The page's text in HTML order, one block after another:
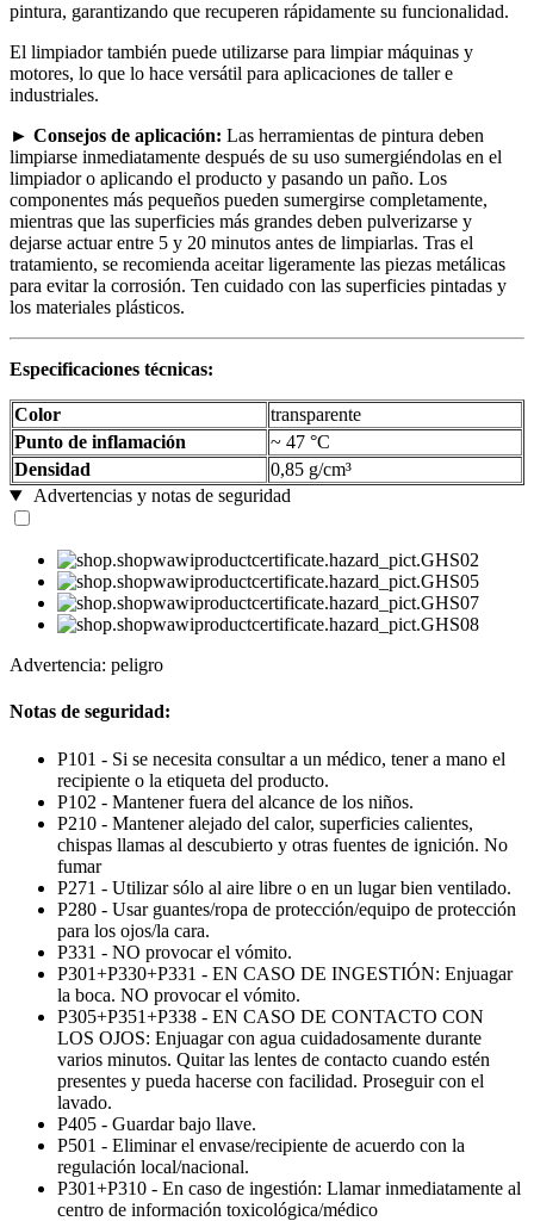
pintura, garantizando que recuperen rápidamente su funcionalidad.
El limpiador también puede utilizarse para limpiar máquinas y
motores, lo que lo hace versátil para aplicaciones de taller e
industriales.
► Consejos de aplicación: Las herramientas de pintura deben
limpiarse inmediatamente después de su uso sumergiéndolas en el
limpiador o aplicando el producto y pasando un paño. Los
componentes más pequeños pueden sumergirse completamente,
mientras que las superficies más grandes deben pulverizarse y
dejarse actuar entre 5 y 20 minutos antes de limpiarlas. Tras el
tratamiento, se recomienda aceitar ligeramente las piezas metálicas
para evitar la corrosión. Ten cuidado con las superficies pintadas y
los materiales plásticos.
Especificaciones técnicas:
Color
transparente
Punto de inflamación
~ 47 °C
Densidad
0,85 g/cm³
Advertencias y notas de seguridad
Advertencia: peligro
Notas de seguridad:
P101 - Si se necesita consultar a un médico, tener a mano el
recipiente o la etiqueta del producto.
P102 - Mantener fuera del alcance de los niños.
P210 - Mantener alejado del calor, superficies calientes,
chispas llamas al descubierto y otras fuentes de ignición. No
fumar
P271 - Utilizar sólo al aire libre o en un lugar bien ventilado.
P280 - Usar guantes/ropa de protección/equipo de protección
para los ojos/la cara.
P331 - NO provocar el vómito.
P301+P330+P331 - EN CASO DE INGESTIÓN: Enjuagar
la boca. NO provocar el vómito.
P305+P351+P338 - EN CASO DE CONTACTO CON
LOS OJOS: Enjuagar con agua cuidadosamente durante
varios minutos. Quitar las lentes de contacto cuando estén
presentes y pueda hacerse con facilidad. Proseguir con el
lavado.
P405 - Guardar bajo llave.
P501 - Eliminar el envase/recipiente de acuerdo con la
regulación local/nacional.
P301+P310 - En caso de ingestión: Llamar inmediatamente al
centro de información toxicológica/médico